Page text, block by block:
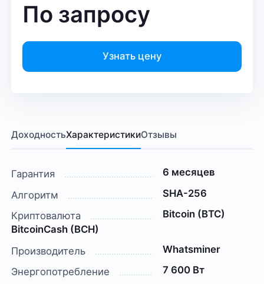
По запросу
Узнать цену
ДоходностьХарактеристикиОтзывы
Гарантия
6 месяцев
Алгоритм
SHA-256
Криптовалюта
Bitcoin (BTC)
BitcoinCash (BCH)
Производитель
Whatsminer
Энергопотребление
7 600 Вт